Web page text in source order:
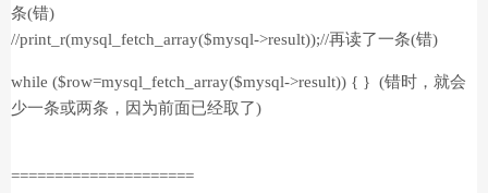
条(错)
//print_r(mysql_fetch_array($mysql->result));//再读了一条(错)
while ($row=mysql_fetch_array($mysql->result)) { } (错时，就会
少一条或两条，因为前面已经取了)
=====================